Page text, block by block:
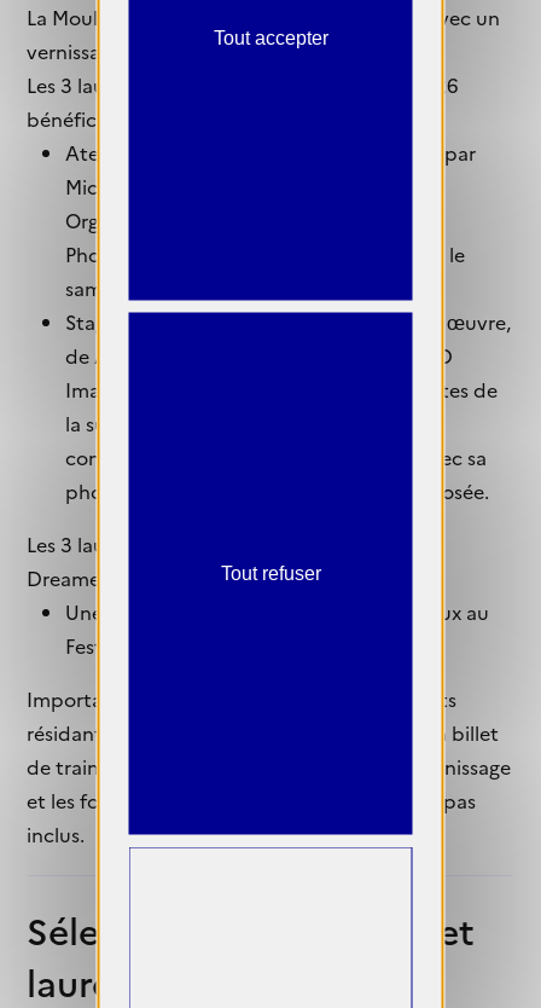
La Moulinette, 81 bis rue Lepic, 75018 Paris, avec un
vernissage le jeudi 3 décembre 2026.
Les 3 lauréats du concours The Dreamers 2026
bénéficieront :
Atelier « Des mots et des images » animé par
Michel Poivert, professeur à la Sorbonne.
Organisé par le Collège International de
Photographie — amap studio, Paris 11e — le
samedi 16 janvier 2027.
Stage « Préparation et sublimation d'une œuvre,
de A à Z » — une journée intensive avec D
Images et l'Atelier Image Collée, spécialistes de
la sublimation et de l'encadrement d'art
contemporain. Chaque lauréat repart avec sa
photographie encadrée, prête à être exposée.
Les 3 lauréats de la nomination spéciale The
Dreamers x La Kabine bénéficieront :
Une formation et présentation des travaux au
Festival OFF Arles 2027.
Important : grâce au Fonds Sakura, les lauréats
résidant hors du Grand Paris bénéficient d'un billet
de train aller-retour pris en charge pour le vernissage
et les formations à Paris. l’hébergement n’est pas
inclus.
Sélection des lauréates et
lauréats
Tout accepter
Tout refuser